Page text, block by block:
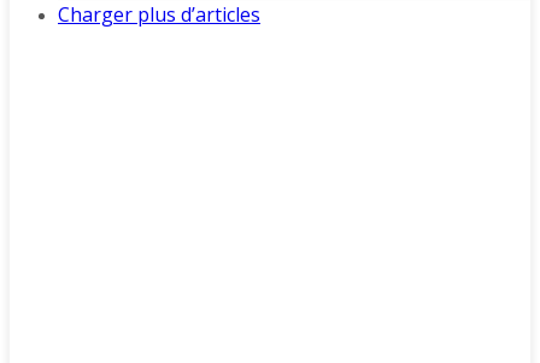
Charger plus d’articles